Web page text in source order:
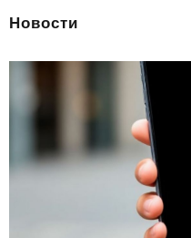
Новости